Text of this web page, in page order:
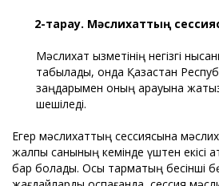
2-тарау. Мәслихаттың
Мәслихат қызметінің негізгі
табылады, онда Қазақстан
заңдарымен оның қарауына
шешіледі.
Егер мәслихаттың сессиясына
жалпы санының кемінде үштен екісі
бар болады. Осы тармақтың бесінші